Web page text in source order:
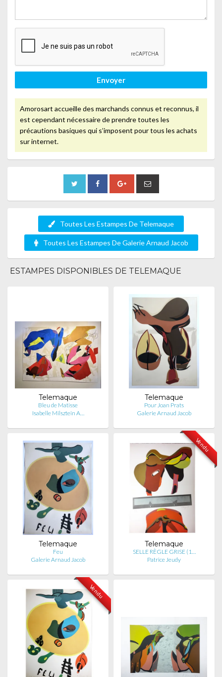
Envoyer
Amorosart accueille des marchands connus et reconnus, il
est cependant nécessaire de prendre toutes les
précautions basiques qui s’imposent pour tous les achats
sur internet.
Toutes Les Estampes De Telemaque
Toutes Les Estampes De Galerie Arnaud Jacob
ESTAMPES DISPONIBLES DE TELEMAQUE
Telemaque
Bleu de Matisse
Isabelle Milsztein A…
Telemaque
Pour Joan Prats
Galerie Arnaud Jacob
Telemaque
Feu
Galerie Arnaud Jacob
Vendu
Telemaque
SELLE RÈGLE GRISE (1…
Patrice Jeudy
Vendu